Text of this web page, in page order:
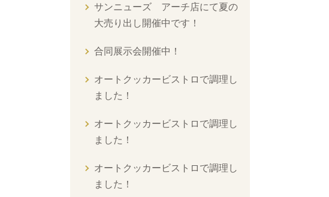
サンニューズ アーチ店にて夏の
大売り出し開催中です！
合同展示会開催中！
オートクッカービストロで調理し
ました！
オートクッカービストロで調理し
ました！
オートクッカービストロで調理し
ました！